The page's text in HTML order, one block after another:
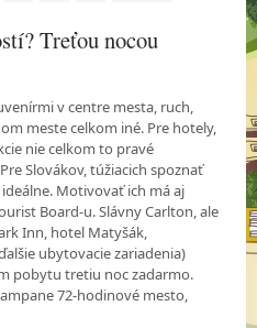
Treťou nocou
v centre mesta, ruch,
meste celkom iné. Pre hotely,
nie celkom to pravé
Slovákov, túžiacich spoznať
Motivovať ich má aj
Board-u. Slávny Carlton, ale
Inn, hotel Matyšák,
ubytovacie zariadenia)
pobytu tretiu noc zadarmo.
72-hodinové mesto,